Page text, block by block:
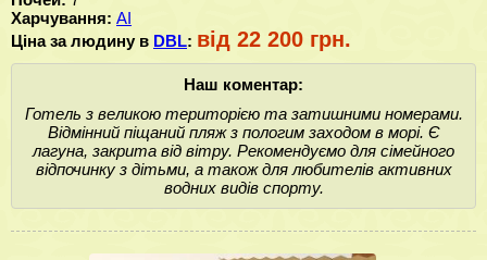
Харчування: AI
Ціна за людину в DBL: від 22 200 грн.
Наш коментар:
Готель з великою територією та затишними номерами.
Відмінний піщаний пляж з пологим заходом в морі. Є
лагуна, закрита від вітру. Рекомендуємо для сімейного
відпочинку з дітьми, а також для любителів активних
водних видів спорту.